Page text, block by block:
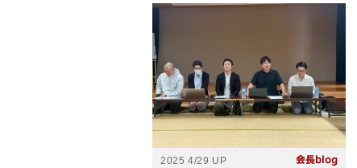
2025 4/29 UP